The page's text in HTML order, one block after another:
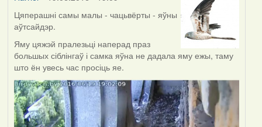
Цяперашні самы малы - чацьвёрты - яўны
аўтсайдэр.
Яму цяжэй пралезьці наперад праз
большых сіблінгаў і самка яўна не дадала яму ежы, таму
што ён увесь час просіць яе.